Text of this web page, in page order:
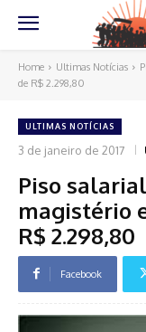
Home Ultimas Notícias
de R$ 2.298,80
ULTIMAS NOTÍCIAS
3 de janeiro de 2017
Piso
magistério
R$ 2.298,80
Facebook